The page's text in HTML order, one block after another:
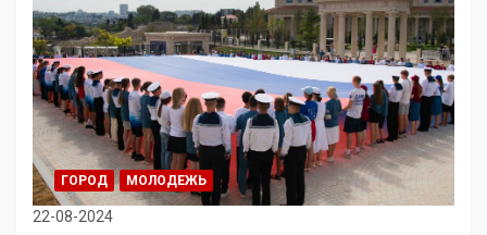
ГОРОД МОЛОДЕЖЬ
22-08-2024